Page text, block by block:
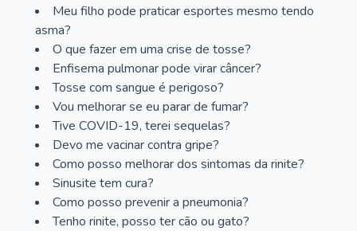
Meu filho pode praticar esportes mesmo tendo
asma?
O que fazer em uma crise de tosse?
Enfisema pulmonar pode virar câncer?
Tosse com sangue é perigoso?
Vou melhorar se eu parar de fumar?
Tive COVID-19, terei sequelas?
Devo me vacinar contra gripe?
Como posso melhorar dos sintomas da rinite?
Sinusite tem cura?
Como posso prevenir a pneumonia?
Tenho rinite, posso ter cão ou gato?